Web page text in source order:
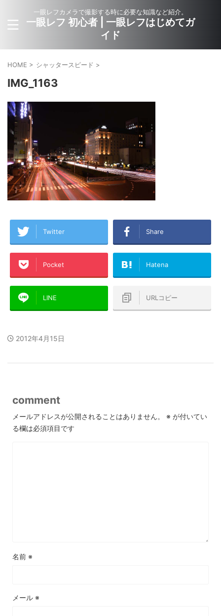
一眼レフカメラで撮影する時に必要な知識など紹介。
一眼レフ 初心者 | 一眼レフはじめてガ
イド
HOME > シャッタースピード >
IMG_1163
Twitter Share
Pocket Hatena
LINE URLコピー
2012年4月15日
comment
メールアドレスが公開されることはありません。 ※ が付いてい
る欄は必須項目です
名前 ※
メール ※